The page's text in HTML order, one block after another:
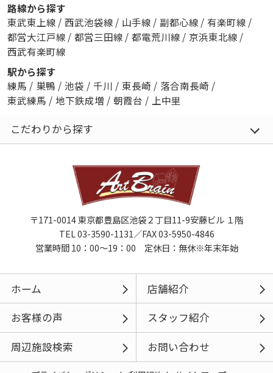
路線から探す
東武東上線 / 西武池袋線 / 山手線 / 副都心線 / 有楽町線 /
都営大江戸線 / 都営三田線 / 都電荒川線 / 京浜東北線 /
西武有楽町線
駅から探す
練馬 / 巣鴨 / 池袋 / 千川 / 東長崎 / 落合南長崎 /
東武練馬 / 地下鉄成増 / 朝霞台 / 上中里
こだわりから探す
〒171-0014 東京都豊島区池袋２丁目11-9安藤ビル １階
TEL 03-3590-1131／FAX 03-5950-4846
営業時間 10：00～19：00 定休日：無休※年末年始
ホーム
店舗紹介
お客様の声
スタッフ紹介
周辺施設検索
お問い合わせ